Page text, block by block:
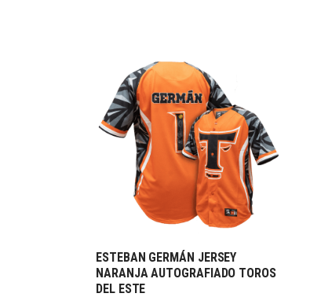
SELECCIONAR OPCIONES
ESTEBAN GERMÁN JERSEY
NARANJA AUTOGRAFIADO TOROS
DEL ESTE